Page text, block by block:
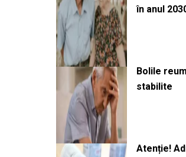
în anul
Bolile
stabilite
Atenție!